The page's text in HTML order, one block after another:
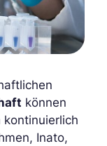
können
kontinuierlich
Inato,